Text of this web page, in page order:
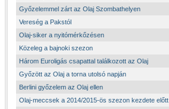
Győzelemmel zárt az Olaj Szombathelyen
Vereség a Pakstól
Olaj-siker a nyitómérkőzésen
Közeleg a bajnoki szezon
Három Euroligás csapattal találkozott az Olaj
Győzött az Olaj a torna utolsó napján
Berlini győzelem az Olaj ellen
Olaj-meccsek a 2014/2015-ös szezon kezdete előtt